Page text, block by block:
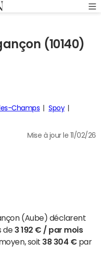
(10140)
Champs
Spoy
Mise à jour le 11/02/26
(Aube) déclarent
de 3 192 € / par mois
soit 38 304 € par